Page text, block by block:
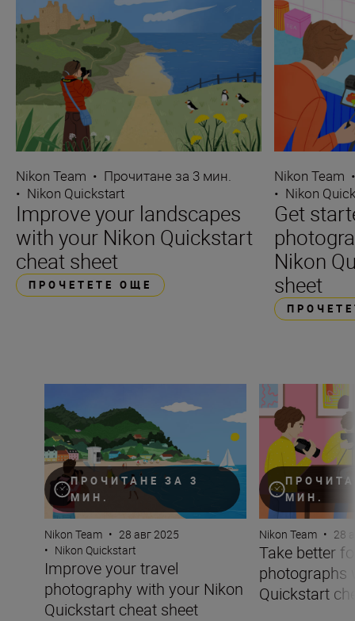
Nikon Team • Прочитане за 3 мин.
• Nikon Quickstart
Improve your landscapes
with your Nikon Quickstart
cheat sheet
ПРОЧЕТЕТЕ ОЩЕ
Nikon Team
• Nikon
Get
Nikon
sheet
ПРОЧИТАНЕ ЗА 3
МИН.
Improve your travel photography with your Nikon
Nikon Team • 28 авг 2025
• Nikon Quickstart
Improve your travel
photography with your Nikon
Quickstart cheat sheet
МИН.
Take better
Nikon Team • 28
Take better
photographs
Quickstart